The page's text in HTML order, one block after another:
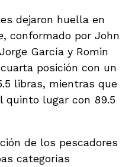
dejaron huella en
, conformado por John
García y Romin
posición con un
libras, mientras que
quinto lugar con 89.5
de los pescadores
categorías